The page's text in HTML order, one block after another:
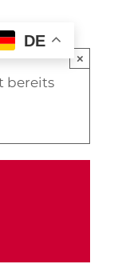
DE
bereits
×